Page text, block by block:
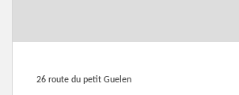
26 route du petit Guelen